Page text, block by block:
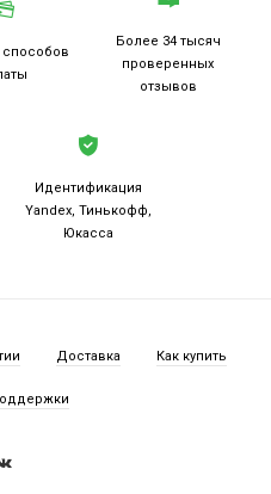
способов
Более 34 тысяч
проверенных
отзывов
Идентификация
Yandex, Тинькофф,
Юкасса
Доставка Как купить